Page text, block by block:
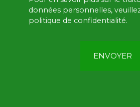
données personnelles,
politique de confidentialité.
ENVOYER